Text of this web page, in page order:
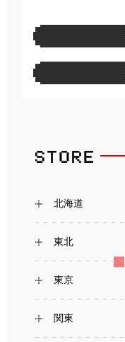
北海道
東北
東京
関東